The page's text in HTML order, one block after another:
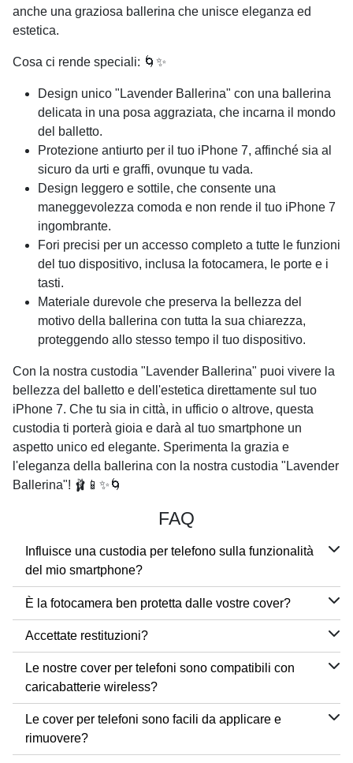
anche una graziosa ballerina che unisce eleganza ed
estetica.
Cosa ci rende speciali: 🌀✨
Design unico "Lavender Ballerina" con una ballerina
delicata in una posa aggraziata, che incarna il mondo
del balletto.
Protezione antiurto per il tuo iPhone 7, affinché sia al
sicuro da urti e graffi, ovunque tu vada.
Design leggero e sottile, che consente una
maneggevolezza comoda e non rende il tuo iPhone 7
ingombrante.
Fori precisi per un accesso completo a tutte le funzioni
del tuo dispositivo, inclusa la fotocamera, le porte e i
tasti.
Materiale durevole che preserva la bellezza del
motivo della ballerina con tutta la sua chiarezza,
proteggendo allo stesso tempo il tuo dispositivo.
Con la nostra custodia "Lavender Ballerina" puoi vivere la
bellezza del balletto e dell'estetica direttamente sul tuo
iPhone 7. Che tu sia in città, in ufficio o altrove, questa
custodia ti porterà gioia e darà al tuo smartphone un
aspetto unico ed elegante. Sperimenta la grazia e
l'eleganza della ballerina con la nostra custodia "Lavender
Ballerina"! 🩰📱✨🌀
FAQ
Influisce una custodia per telefono sulla funzionalità
del mio smartphone?
È la fotocamera ben protetta dalle vostre cover?
Accettate restituzioni?
Le nostre cover per telefoni sono compatibili con
caricabatterie wireless?
Le cover per telefoni sono facili da applicare e
rimuovere?